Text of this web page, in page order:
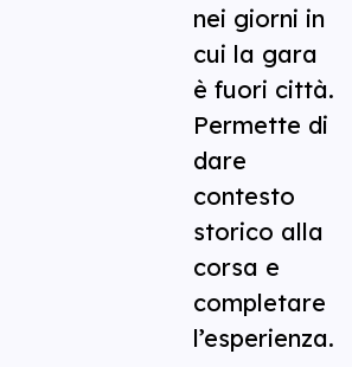
nei giorni in
cui la gara
è fuori città.
Permette di
dare
contesto
storico alla
corsa e
completare
l’esperienza.